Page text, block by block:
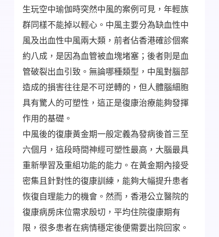
生玩空中瑜伽時突然中風的案例可見，年輕族
群同樣不能掉以輕心。中風主要分為缺血性中
風及出血性中風兩大類，前者佔香港確診個案
約八成，是因為血管被血塊堵塞；後者則是血
管破裂出血引致。無論哪種類型，中風對腦部
造成的損害往往是不可逆轉的，但人體腦細胞
具有驚人的可塑性，這正是復康治療能夠發揮
作用的基礎。
中風後的復康黃金期一般定義為發病後首三至
六個月，這段時間神經可塑性最高，大腦最具
重新學習及重組功能的能力。在黃金期內接受
密集且針對性的復康訓練，能夠大幅提升患者
恢復自理能力的機會。然而，香港公立醫院的
復康病房床位需求殷切，平均住院復康期有
限，很多患者在病情穩定後便需要出院回家。